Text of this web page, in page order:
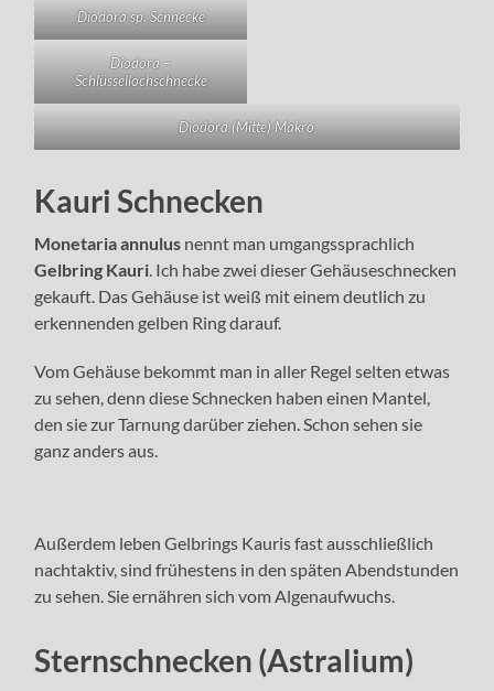
Diodora sp. Schnecke
Diodora –
Schlüssellochschnecke
Diodora (Mitte) Makro
Kauri Schnecken
Monetaria annulus nennt man umgangssprachlich
Gelbring Kauri. Ich habe zwei dieser Gehäuseschnecken
gekauft. Das Gehäuse ist weiß mit einem deutlich zu
erkennenden gelben Ring darauf.
Vom Gehäuse bekommt man in aller Regel selten etwas
zu sehen, denn diese Schnecken haben einen Mantel,
den sie zur Tarnung darüber ziehen. Schon sehen sie
ganz anders aus.
Außerdem leben Gelbrings Kauris fast ausschließlich
nachtaktiv, sind frühestens in den späten Abendstunden
zu sehen. Sie ernähren sich vom Algenaufwuchs.
Sternschnecken (Astralium)